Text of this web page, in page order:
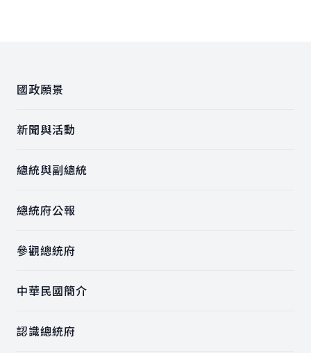
國政願景
新聞與活動
總統與副總統
總統府公報
參觀總統府
中華民國簡介
認識總統府